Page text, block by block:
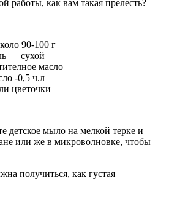
работы, как вам такая прелесть?
90-100 г
— сухой
масло
-0,5 ч.л
цветочки
детское мыло на мелкой терке и
или же в микроволновке, чтобы
получиться, как густая